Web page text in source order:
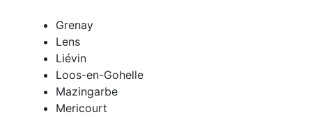
Grenay
Lens
Liévin
Loos-en-Gohelle
Mazingarbe
Mericourt